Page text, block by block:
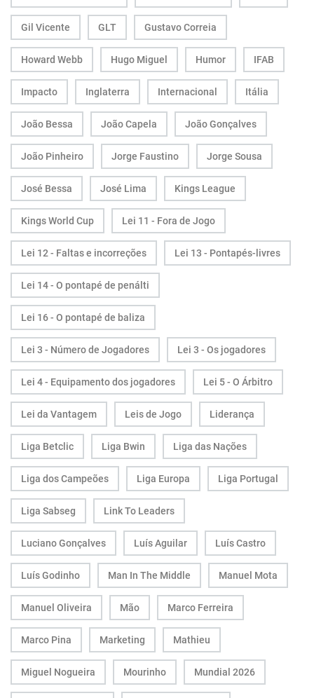
Gil Vicente GLT Gustavo Correia
Howard Webb Hugo Miguel Humor IFAB
Impacto Inglaterra Internacional Itália
João Bessa João Capela João Gonçalves
João Pinheiro Jorge Faustino Jorge Sousa
José Bessa José Lima Kings League
Kings World Cup Lei 11 - Fora de Jogo
Lei 12 - Faltas e incorreções Lei 13 - Pontapés-livres
Lei 14 - O pontapé de penálti
Lei 16 - O pontapé de baliza
Lei 3 - Número de Jogadores Lei 3 - Os jogadores
Lei 4 - Equipamento dos jogadores Lei 5 - O Árbitro
Lei da Vantagem Leis de Jogo Liderança
Liga Betclic Liga Bwin Liga das Nações
Liga dos Campeões Liga Europa Liga Portugal
Liga Sabseg Link To Leaders
Luciano Gonçalves Luís Aguilar Luís Castro
Luís Godinho Man In The Middle Manuel Mota
Manuel Oliveira Mão Marco Ferreira
Marco Pina Marketing Mathieu
Miguel Nogueira Mourinho Mundial 2026